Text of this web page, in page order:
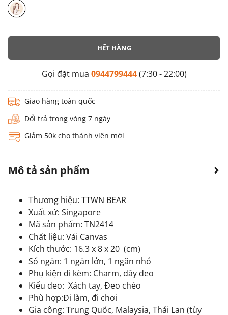
HẾT HÀNG
Gọi đặt mua 0944799444(7:30 - 22:00)
Giao hàng toàn quốc
Đổi trả trong vòng 7 ngày
Giảm 50k cho thành viên mới
Mô tả sản phẩm
Thương hiệu: TTWN BEAR
Xuất xứ: Singapore
Mã sản phẩm: TN2414
Chất liệu: Vải Canvas
Kích thước: 16.3 x 8 x 20 (cm)
Số ngăn: 1 ngăn lớn, 1 ngăn nhỏ
Phụ kiện đi kèm: Charm, dây đeo
Kiểu đeo: Xách tay, Đeo chéo
Phù hợp:Đi làm, đi chơi
Gia công: Trung Quốc, Malaysia, Thái Lan (tùy